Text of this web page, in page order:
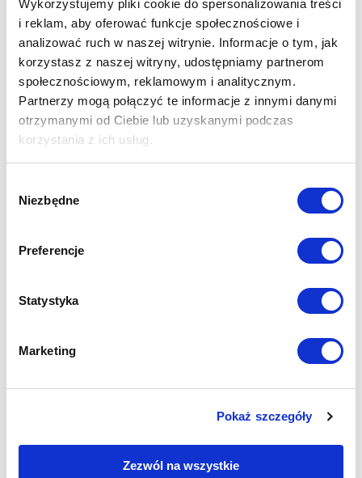
Wykorzystujemy pliki cookie do spersonalizowania treści
i reklam, aby oferować funkcje społecznościowe i
analizować ruch w naszej witrynie. Informacje o tym, jak
korzystasz z naszej witryny, udostępniamy partnerom
społecznościowym, reklamowym i analitycznym.
Partnerzy mogą połączyć te informacje z innymi danymi
otrzymanymi od Ciebie lub uzyskanymi podczas
korzystania z ich usług.
zgody
Niezbędne
Preferencje
Statystyka
Marketing
Pokaż szczegóły
Zezwól na wszystkie
inwestycji Villa
Rosenthal
13 września 2024
Dziękujemy za trud i
budowlanych na
inwestycji Villa
Rosenthal
01 sierpnia 2024
Postęp prac